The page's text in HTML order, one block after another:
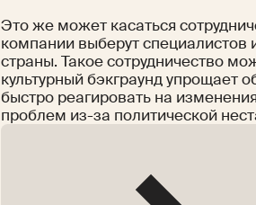
Это же может касаться
компании выберут
страны. Такое сотрудничество
культурный бэкграунд упрощает
быстро реагировать на
проблем из-за политической